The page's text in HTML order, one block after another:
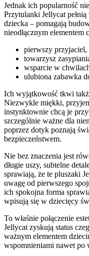
Jednak ich popularność
Przytulanki Jellycat
dziecka – pomagają
nieodłącznym
pierwszy
towarzysz
wsparcie w
ulubiona zabawka
Ich wyjątkowość tkwi
Niezwykle miękki,
instynktownie chcą je
szczególnie ważne dla
poprzez dotyk poznają
bezpieczeństwem.
Nie bez znaczenia jest
długie uszy, subtelne
sprawiają, że te pluszaki
uwagę od pierwszego
ich spokojna forma
wpisują się w dziecięcy
To właśnie połączenie
Jellycat zyskują status
ważnym elementem
wspomnieniami nawet po